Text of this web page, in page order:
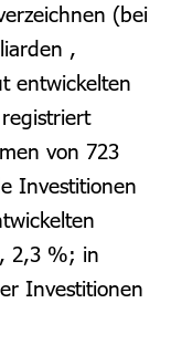
(bei
,
entwickelten
von 723
Investitionen
2,3 %; in
Investitionen